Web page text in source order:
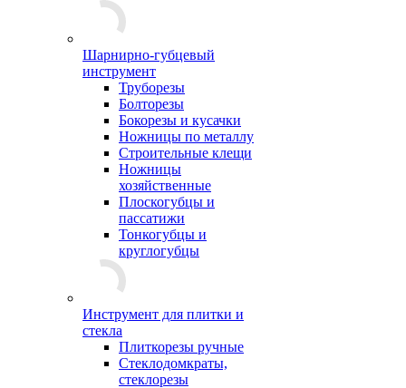
Шарнирно-губцевый
инструмент
Труборезы
Болторезы
Бокорезы и кусачки
Ножницы по металлу
Строительные клещи
Ножницы
хозяйственные
Плоскогубцы и
пассатижи
Тонкогубцы и
круглогубцы
Инструмент для плитки и
стекла
Плиткорезы ручные
Стеклодомкраты,
стеклорезы